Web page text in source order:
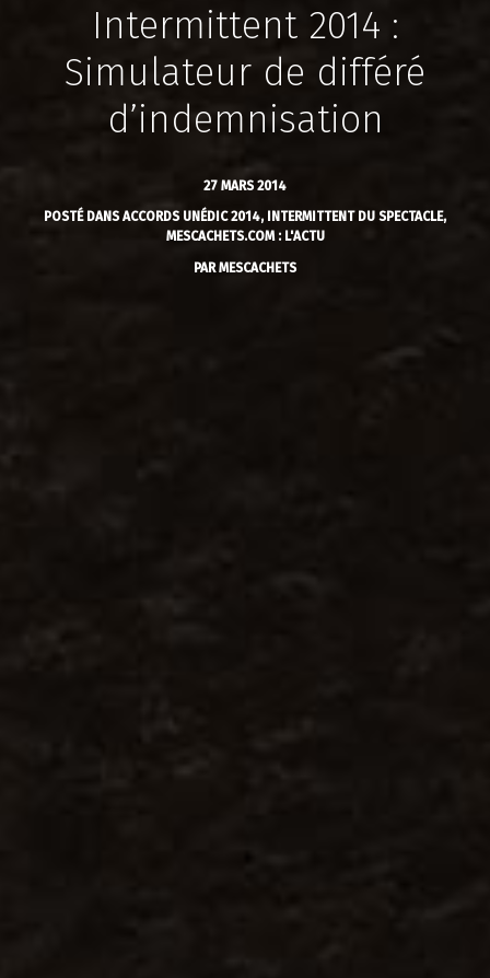
Intermittent 2014 :
Simulateur de différé
d’indemnisation
27 MARS 2014
POSTÉ DANS ACCORDS UNÉDIC 2014, INTERMITTENT DU SPECTACLE,
MESCACHETS.COM : L'ACTU
PARMESCACHETS